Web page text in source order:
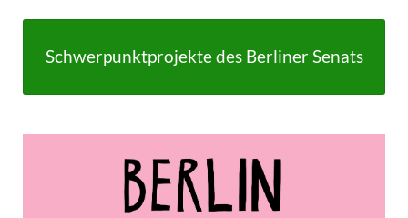
Schwerpunktprojekte des Berliner Senats